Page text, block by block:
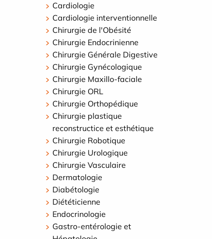
Cardiologie
Cardiologie interventionnelle
Chirurgie de l'Obésité
Chirurgie Endocrinienne
Chirurgie Générale Digestive
Chirurgie Gynécologique
Chirurgie Maxillo-faciale
Chirurgie ORL
Chirurgie Orthopédique
Chirurgie plastique
reconstructice et esthétique
Chirurgie Robotique
Chirurgie Urologique
Chirurgie Vasculaire
Dermatologie
Diabétologie
Diététicienne
Endocrinologie
Gastro-entérologie et